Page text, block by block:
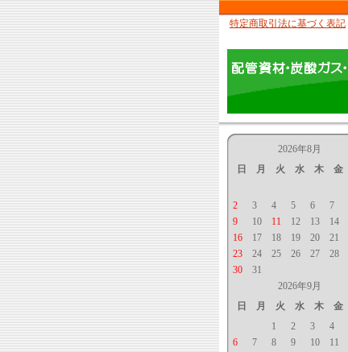
特定商取引法に基づく表記
2026年8月
日
月 火 水 木 金
2
3 4 5 6 7
9
10 11 12 13 14
16
17 18 19 20 21
23
24 25 26 27 28
30
31
2026年9月
日
月 火 水 木 金
1
2 3 4
6
7 8 9 10 11